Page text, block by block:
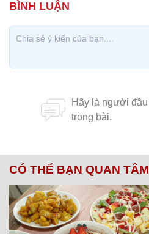
CÓ THỂ BẠN QUAN TÂM